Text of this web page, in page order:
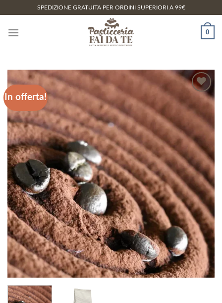
contenuti
SPEDIZIONE GRATUITA PER ORDINI SUPERIORI A 99€
0
In offerta!
Aggiungi
alla lista
dei
desideri